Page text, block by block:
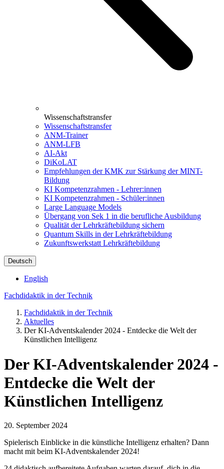
Wissenschaftstransfer
Wissenschaftstransfer
ANM-Trainer
ANM-LFB
AI-Akt
DiKoLAT
Empfehlungen der KMK zur Stärkung der MINT-
Bildung
KI Kompetenzrahmen - Lehrer:innen
KI Kompetenzrahmen - Schüler:innen
Large Language Models
Übergang von Sek 1 in die berufliche Ausbildung
Qualität der Lehrkräftebildung sichern
Quantum Skills in der Lehrkräftebildung
Zukunftswerkstatt Lehrkräftebildung
Deutsch
English
Fachdidaktik in der Technik
Fachdidaktik in der Technik
Aktuelles
Der KI-Adventskalender 2024 - Entdecke die Welt der
Künstlichen Intelligenz
Der KI-Adventskalender 2024 -
Entdecke die Welt der
Künstlichen Intelligenz
20. September 2024
Spielerisch Einblicke in die künstliche Intelligenz erhalten? Dann
macht mit beim KI-Adventskalender 2024!